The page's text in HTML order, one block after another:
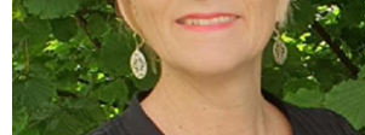
Kooperations Gremien
Angebote